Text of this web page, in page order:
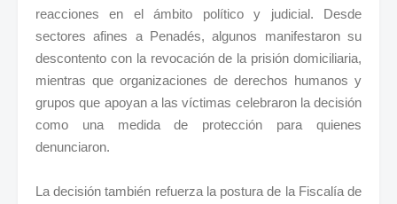
reacciones en el ámbito político y judicial. Desde
sectores afines a Penadés, algunos manifestaron su
descontento con la revocación de la prisión domiciliaria,
mientras que organizaciones de derechos humanos y
grupos que apoyan a las víctimas celebraron la decisión
como una medida de protección para quienes
denunciaron.
La decisión también refuerza la postura de la Fiscalía de